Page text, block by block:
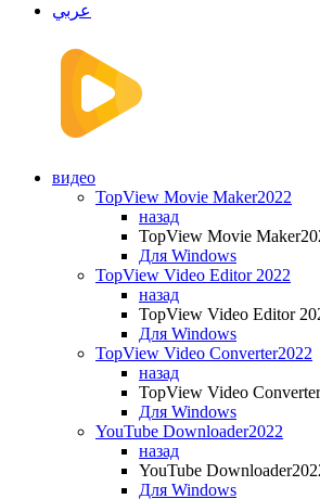
عربي
видео
TopView Movie Maker2022
назад
TopView Movie
Для Windows
TopView Video Editor 2022
назад
TopView Video Editor
Для Windows
TopView Video Converter2022
назад
TopView Video
Для Windows
YouTube Downloader2022
назад
YouTube
Для Windows